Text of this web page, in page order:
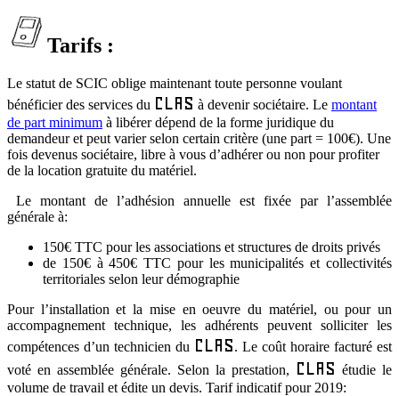
Tarifs :
Le statut de SCIC oblige maintenant toute personne voulant
bénéficier des services du CLAS à devenir sociétaire. Le montant
de part minimum à libérer dépend de la forme juridique du
demandeur et peut varier selon certain critère (une part = 100€). Une
fois devenus sociétaire, libre à vous d’adhérer ou non pour profiter
de la location gratuite du matériel.
Le montant de l’adhésion annuelle est fixée par l’assemblée
générale à:
150€ TTC pour les associations et structures de droits privés
de 150€ à 450€ TTC pour les municipalités et collectivités
territoriales selon leur démographie
Pour l’installation et la mise en oeuvre du matériel, ou pour un
accompagnement technique, les adhérents peuvent solliciter les
compétences d’un technicien du CLAS. Le coût horaire facturé est
voté en assemblée générale. Selon la prestation, CLAS étudie le
volume de travail et édite un devis. Tarif indicatif pour 2019: